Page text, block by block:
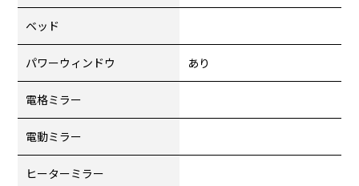
ベッド
パワーウィンドウ あり
電格ミラー
電動ミラー
ヒーターミラー